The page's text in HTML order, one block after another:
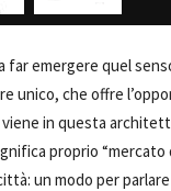
far emergere quel
unico, che offre
in questa
proprio “mercato
un modo per